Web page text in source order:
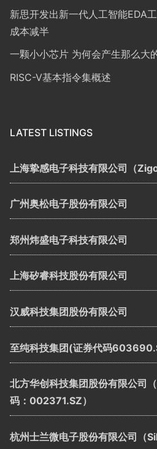
新思开发出新一代人工智能EDA
成本减半
一颗小小芯片 为何会产生那么大
RISC-V基本指令集概述
LATEST LISTINGS
上海挚感电子科技有限公司（
广州奥松电子股份有限公司
郑州炜盛电子科技有限公司
上海矽睿科技股份有限公司
汉威科技集团股份有限公司
至纯科技集团(证券代码
北方华创科技集团股份有限公司
码：002371.SZ）
杭州士兰微电子股份有限公司（